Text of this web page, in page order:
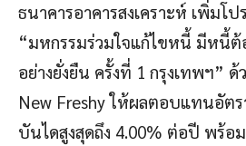
ธนาคารอาคารสงเคราะห์ เพิ่มโ
“มหกรรมร่วมใจแก้ไขหนี้ มีหนี้ต้
อย่างยั่งยืน ครั้งที่ 1 กรุงเทพฯ”
New Freshy ให้ผลตอบแทนอัต
บันไดสูงสุดถึง 4.00% ต่อปี พร้อ